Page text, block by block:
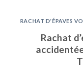
RACHAT D'ÉPAVES
Rachat